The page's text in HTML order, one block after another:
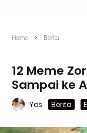
Home Berita
12 Meme
Sampai ke
Yos Berita